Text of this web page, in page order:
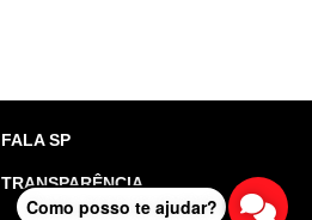
FALA SP
TRANSPARÊNCIA
Como posso te ajudar?